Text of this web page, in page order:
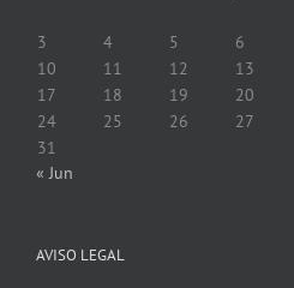
3
4 5 6
10
11 12 13
17
18 19 20
24
25 26 27
31
« Jun
AVISO LEGAL